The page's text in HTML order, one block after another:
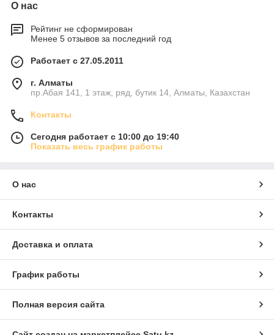
О нас
Рейтинг не сформирован
Менее 5 отзывов за последний год
Работает с 27.05.2011
г. Алматы
пр.Абая 141, 1 этаж, ряд, бутик 14, Алматы, Казахстан
Контакты
Сегодня работает с 10:00 до 19:40
Показать весь график работы
О нас
Контакты
Доставка и оплата
График работы
Полная версия сайта